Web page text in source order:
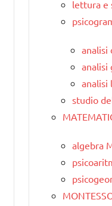
lettura e
analisi
analisi
analisi
studio
algebra